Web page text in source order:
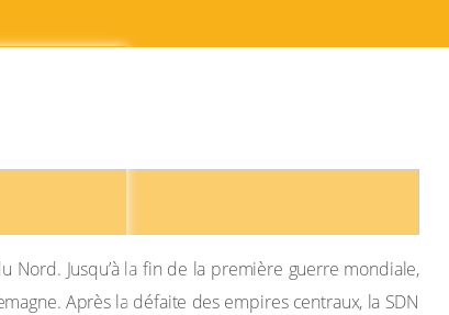
Nord. Jusqu’à la fin de la première guerre mondiale,
Après la défaite des empires centraux, la SDN